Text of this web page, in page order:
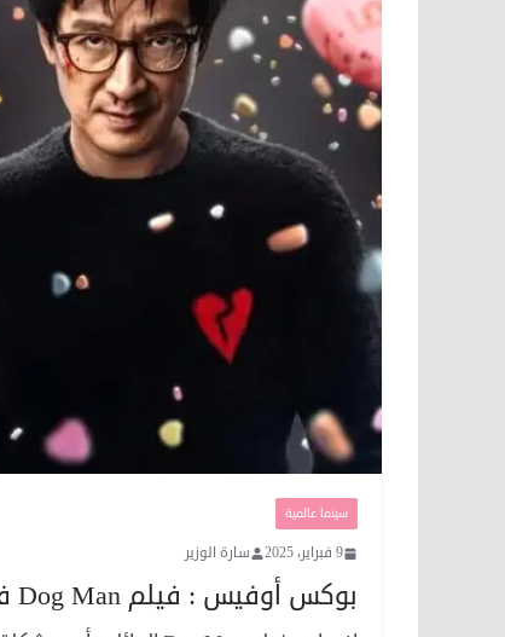
سينما عالمية
9 فبراير، 2025 سارة الوزير
بوكس أوفيس : فيلم Dog Man في القمة بإيرادات ٥٤ مليون دولار